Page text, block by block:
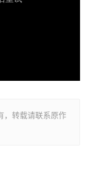
，转载请联系原作